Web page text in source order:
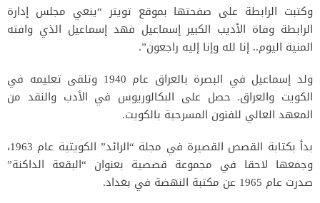
وكتبت الرابطة على صفحتها بموقع تويتر “ينعي مجلس إدارة
الرابطة وفاة الأديب الكبير إسماعيل فهد إسماعيل الذي وافته
المنية اليوم.. إنا لله وإنا إليه راجعون”.
ولد إسماعيل في البصرة بالعراق عام 1940 وتلقى تعليمه في
الكويت والعراق. حصل على البكالوريوس في الأدب والنقد من
المعهد العالي للفنون المسرحية بالكويت.
بدأ بكتابة القصص القصيرة في مجلة “الرائد” الكويتية عام 1963،
وجمعها لاحقا في مجموعة قصصية بعنوان “البقعة الداكنة”
صدرت عام 1965 عن مكتبة النهضة في بغداد.